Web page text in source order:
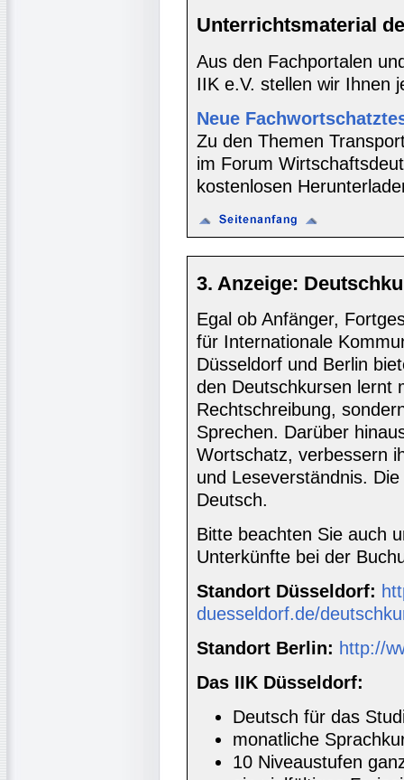
Unterrichtsmaterial
Aus den Fachportalen
IIK e.V. stellen wir Ihnen
Neue
Zu den Themen
im Forum
kostenlosen
3. Anzeige:
Egal ob Anfänger,
für Internationale
Düsseldorf und Berlin
den Deutschkursen lernt
Rechtschreibung,
Sprechen. Darüber
Wortschatz, verbessern
und Leseverständnis.
Deutsch.
Bitte beachten Sie auch
Unterkünfte bei der
Standort Düsseldorf:
duesseldorf.de/
Standort Berlin: http://
Das IIK Düsseldorf:
Deutsch für das
monatliche
10 Niveaustufen